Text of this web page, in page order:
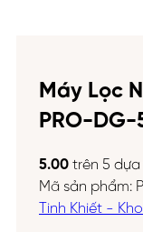
Máy Lọc
PRO-DG-
5.00 trên 5 dựa
Mã sản phẩm:
Tinh Khiết -